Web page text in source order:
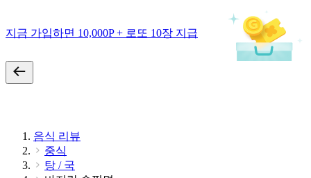
지금 가입하면 10,000P + 로또 10장 지급
음식 리뷰
중식
탕 / 국